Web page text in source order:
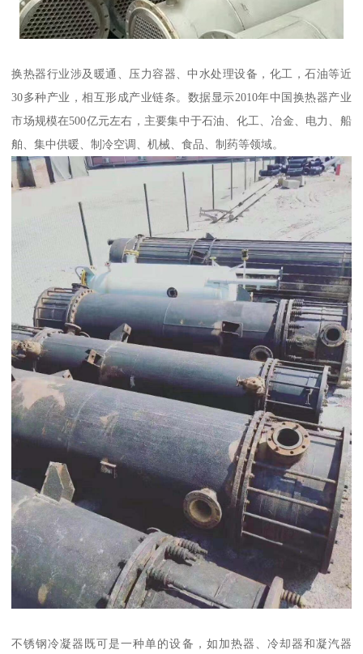
换热器行业涉及暖通、压力容器、中水处理设备，化工，石油等近
30多种产业，相互形成产业链条。数据显示2010年中国换热器产业
市场规模在500亿元左右，主要集中于石油、化工、冶金、电力、船
舶、集中供暖、制冷空调、机械、食品、制药等领域。
不锈钢冷凝器既可是一种单的设备，如加热器、冷却器和凝汽器